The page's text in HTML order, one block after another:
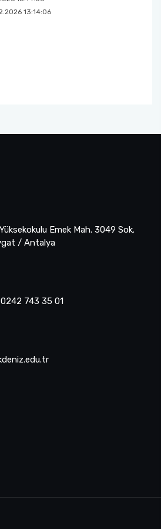
13:14:06
Emek Mah. 3049 Sok.
/ Antalya
743 35 01